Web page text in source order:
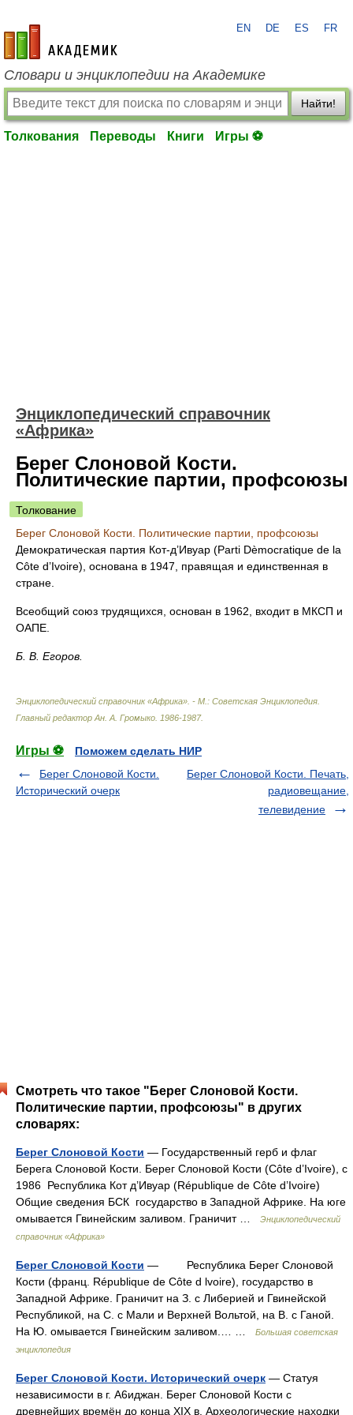
academic.ru
EN DE ES FR
Словари и энциклопедии на Академике
Найти!
Толкования Переводы Книги Игры ⚽
Энциклопедический справочник
«Африка»
Берег Слоновой Кости.
Политические партии, профсоюзы
Толкование
Берег Слоновой Кости. Политические партии, профсоюзы
Демократическая партия Кот-д’Ивуар (Parti Dèmocratique de la
Côte d’Ivoire), основана в 1947, правящая и единственная в
стране.
Всеобщий союз трудящихся, основан в 1962, входит в МКСП и
ОАПЕ.
Б. В. Егоров.
Энциклопедический справочник «Африка». - М.: Советская Энциклопедия
Главный редактор Ан. А. Громыко 1986-1987.
Игры ⚽
Поможем сделать НИР
Берег Слоновой Кости.
Исторический очерк
Берег Слоновой Кости. Печать,
радиовещание,
телевидение
Смотреть что такое "Берег Слоновой Кости.
Политические партии, профсоюзы" в других
словарях:
Берег Слоновой Кости — Государственный герб и флаг
Берега Слоновой Кости. Берег Слоновой Кости (Côte d’Ivoire), с
1986 Республика Кот д’Ивуар (République de Côte d’Ivoire)
Общие сведения БСК государство в Западной Африке. На юге
омывается Гвинейским заливом. Граничит …
Энциклопедический
справочник «Африка»
Берег Слоновой Кости — Республика Берег Слоновой
Кости (франц. République de Côte d lvoire), государство в
Западной Африке. Граничит на З. с Либерией и Гвинейской
Республикой, на С. с Мали и Верхней Вольтой, на В. с Ганой.
На Ю. омывается Гвинейским заливом.… …
Большая советская
энциклопедия
Берег Слоновой Кости. Исторический очерк — Статуя
независимости в г. А6иджан. Берег Слоновой Кости с
древнейших времён до конца XIX в. Археологические находки